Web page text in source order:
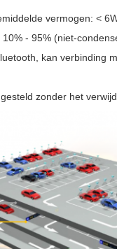
vermogen: <
- 95% (niet-
kan verbinding
zonder het